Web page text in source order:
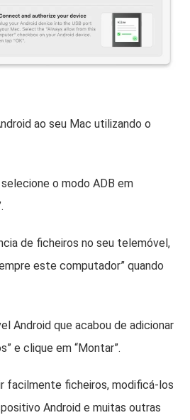
ao seu Mac utilizando o
o modo ADB em
de ficheiros no seu telemóvel,
este computador” quando
Android que acabou de adicionar
e clique em “Montar”.
facilmente ficheiros, modificá-los
Android e muitas outras